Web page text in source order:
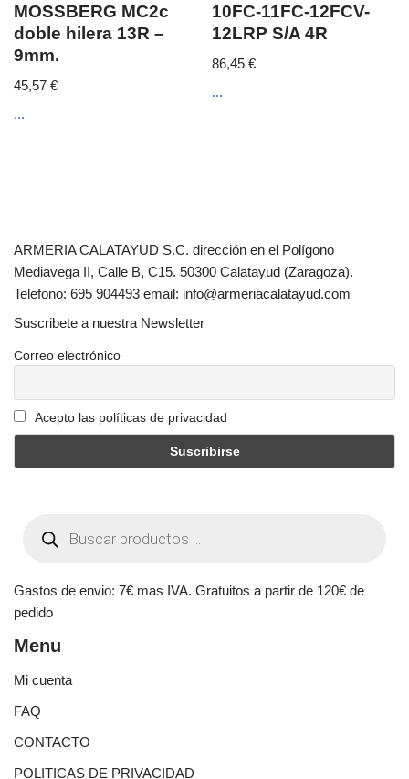
MOSSBERG MC2c
doble hilera 13R –
9mm.
45,57 €
...
10FC-11FC-12FCV-
12LRP S/A 4R
86,45€
...
ARMERIA CALATAYUD S.C. dirección en el Polígono
Mediavega II, Calle B, C15. 50300 Calatayud (Zaragoza).
Telefono: 695 904493 email: info@armeriacalatayud.com
Suscribete a nuestra Newsletter
Correo electrónico
Acepto las políticas de privacidad
Gastos de envio: 7€ mas IVA. Gratuitos a partir de 120€ de
pedido
Menu
Mi cuenta
FAQ
CONTACTO
POLITICAS DE PRIVACIDAD